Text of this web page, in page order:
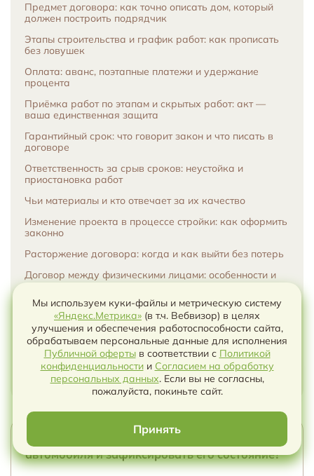
Предмет договора: как точно описать дом, который
должен построить подрядчик
Этапы строительства и график работ: как прописать
без ловушек
Оплата: аванс, поэтапные платежи и удержание
процента
Приёмка работ по этапам и скрытых работ: акт —
ваша единственная защита
Гарантийный срок: что говорит закон и что писать в
договоре
Ответственность за срыв сроков: неустойка и
приостановка работ
Чьи материалы и кто отвечает за их качество
Изменение проекта в процессе стройки: как оформить
законно
Расторжение договора: когда и как выйти без потерь
Договор между физическими лицами: особенности и
Типичные ошибки при составлении договора на
строительство дома
Итоги: как построить дом и не остаться без денег и без
результата
Чеклист перед подписанием договора на
строительство дома
Как составить акт приёма-передачи
автомобиля и зафиксировать его состояние?
Мы используем куки-файлы и метрическую систему
«Яндекс.Метрика» (в т.ч. Вебвизор) в целях
улучшения и обеспечения работоспособности сайта,
обрабатываем персональные данные для исполнения
Публичной офертыв соответствии с Политикой
конфиденциальностии Согласием на обработку
персональных данных. Если вы не согласны,
пожалуйста, покиньте сайт.
Принять
Чат с ИИ